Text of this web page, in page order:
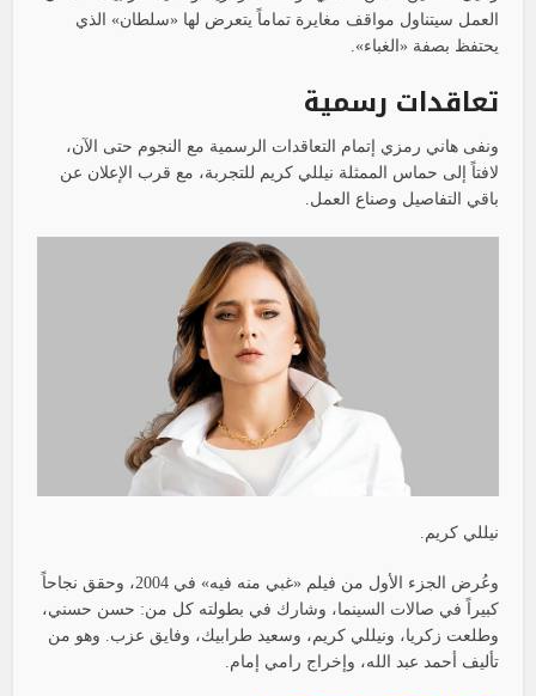
العمل سيتناول مواقف مغايرة تماماً يتعرض لها «سلطان» الذي
يحتفظ بصفة «الغباء».
تعاقدات رسمية
ونفى هاني رمزي إتمام التعاقدات الرسمية مع النجوم حتى الآن،
لافتاً إلى حماس الممثلة نيللي كريم للتجربة، مع قرب الإعلان عن
باقي التفاصيل وصناع العمل.
نيللي كريم.
وعُرض الجزء الأول من فيلم «غبي منه فيه» في 2004، وحقق نجاحاً
كبيراً في صالات السينما، وشارك في بطولته كل من: حسن حسني،
وطلعت زكريا، ونيللي كريم، وسعيد طرابيك، وفايق عزب. وهو من
تأليف أحمد عبد الله، وإخراج رامي إمام.